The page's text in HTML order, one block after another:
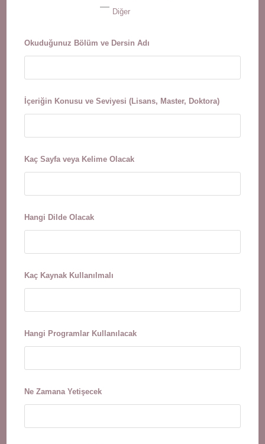
Diğer
Okuduğunuz Bölüm ve Dersin Adı
İçeriğin Konusu ve Seviyesi (Lisans, Master, Doktora)
Kaç Sayfa veya Kelime Olacak
Hangi Dilde Olacak
Kaç Kaynak Kullanılmalı
Hangi Programlar Kullanılacak
Ne Zamana Yetişecek